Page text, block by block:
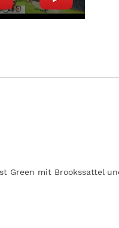
Green mit Brookssattel